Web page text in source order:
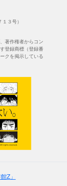
著作権者からコン
登録商標（登録番
クを掲示している
Z」